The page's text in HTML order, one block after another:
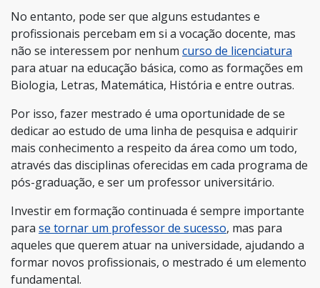
No entanto, pode ser que alguns estudantes e
profissionais percebam em si a vocação docente, mas
não se interessem por nenhum curso de licenciatura
para atuar na educação básica, como as formações em
Biologia, Letras, Matemática, História e entre outras.
Por isso, fazer mestrado é uma oportunidade de se
dedicar ao estudo de uma linha de pesquisa e adquirir
mais conhecimento a respeito da área como um todo,
através das disciplinas oferecidas em cada programa de
pós-graduação, e ser um professor universitário.
Investir em formação continuada é sempre importante
para se tornar um professor de sucesso, mas para
aqueles que querem atuar na universidade, ajudando a
formar novos profissionais, o mestrado é um elemento
fundamental.